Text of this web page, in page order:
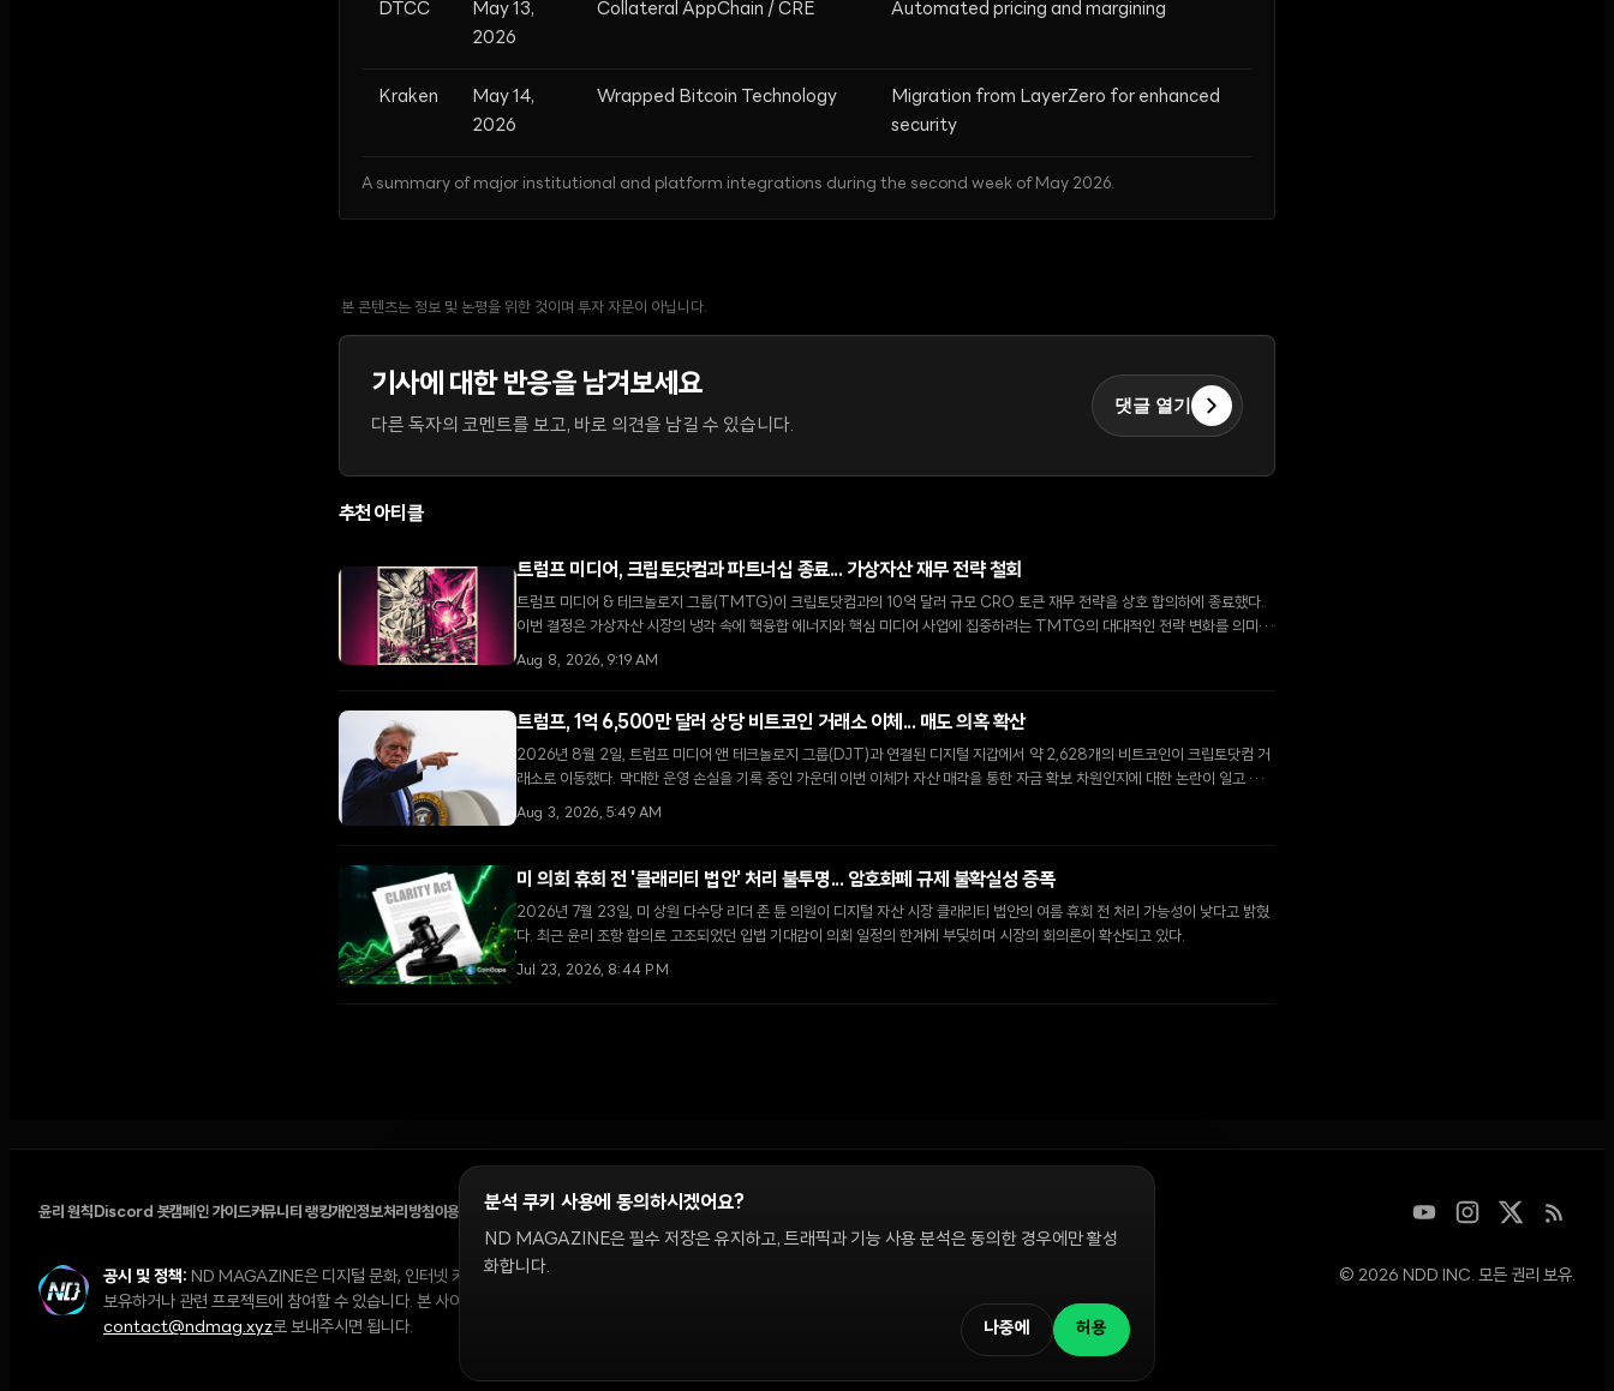
DTCC
May 13,
2026
Collateral AppChain / CRE Automated pricing and margining
Kraken
May 14,
2026
Wrapped Bitcoin Technology
Migration from LayerZero for enhanced
security
A summary of major institutional and platform integrations during the second week of May 2026.
본 콘텐츠는 정보 및 논평을 위한 것이며 투자 자문이 아닙니다.
기사에 대한 반응을 남겨보세요
다른 독자의 코멘트를 보고, 바로 의견을 남길 수 있습니다.
댓글 열기
추천 아티클
트럼프 미디어, 크립토닷컴과 파트너십 종료... 가상자산 재무 전략 철회
트럼프 미디어 & 테크놀로지 그룹(TMTG)이 크립토닷컴과의 10억 달러 규모 CRO 토큰 재무 전략을 상호 합의하에 종료했다.
이번 결정은 가상자산 시장의 냉각 속에 핵융합 에너지와 핵심 미디어 사업에 집중하려는 TMTG의 대대적인 전략 변화를 의미한
다.
Aug 8, 2026, 9:19 AM
트럼프, 1억 6,500만 달러 상당 비트코인 거래소 이체... 매도 의혹 확산
2026년 8월 2일, 트럼프 미디어 앤 테크놀로지 그룹(DJT)과 연결된 디지털 지갑에서 약 2,628개의 비트코인이 크립토닷컴 거
래소로 이동했다. 막대한 운영 손실을 기록 중인 가운데 이번 이체가 자산 매각을 통한 자금 확보 차원인지에 대한 논란이 일고 있
다.
Aug 3, 2026, 5:49 AM
미 의회 휴회 전 '클래리티 법안' 처리 불투명... 암호화폐 규제 불확실성 증폭
2026년 7월 23일, 미 상원 다수당 리더 존 튠 의원이 디지털 자산 시장 클래리티 법안의 여름 휴회 전 처리 가능성이 낮다고 밝혔
다. 최근 윤리 조항 합의로 고조되었던 입법 기대감이 의회 일정의 한계에 부딪히며 시장의 회의론이 확산되고 있다.
Jul 23, 2026, 8:44 PM
윤리 원칙 Discord 봇캠페인 가이드커뮤니티 랭킹개인정보처리방침이용약관 쿠키 설정
공시 및 정책: ND MAGAZINE은 디지털 문화, 인터넷 커뮤니티, 온체인 시장을 다룹니다. 편집팀은 독립적으로 운영되며, 필진은 이 사이트에서 다루는 디지털 자산을
보유하거나 관련 프로젝트에 참여할 수 있습니다. 본 사이트의 의견과 해설은 정보 제공 및 논평을 위한 것이며 투자 자문이 아닙니다. 정책 문의와 편집 요청은
contact@ndmag.xyz로 보내주시면 됩니다.
© 2026 NDD INC. 모든 권리 보유.
분석 쿠키 사용에 동의하시겠어요?
ND MAGAZINE은 필수 저장은 유지하고, 트래픽과 기능 사용 분석은 동의한 경우에만 활성
화합니다.
나중에 허용